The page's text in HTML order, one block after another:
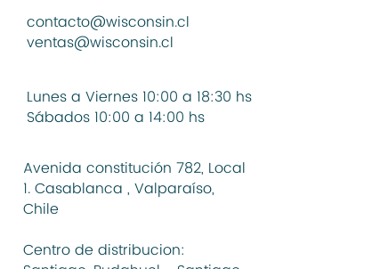
contacto@wisconsin.cl
ventas@wisconsin.cl
Lunes a Viernes 10:00 a 18:30 hs
Sábados 10:00 a 14:00 hs
Avenida constitución 782, Local
1. Casablanca , Valparaíso,
Chile
Centro de distribucion: